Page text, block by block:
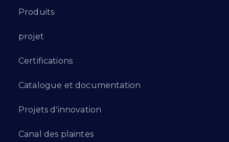
Produits
projet
Certifications
Catalogue et documentation
Projets d'innovation
Canal des plaintes